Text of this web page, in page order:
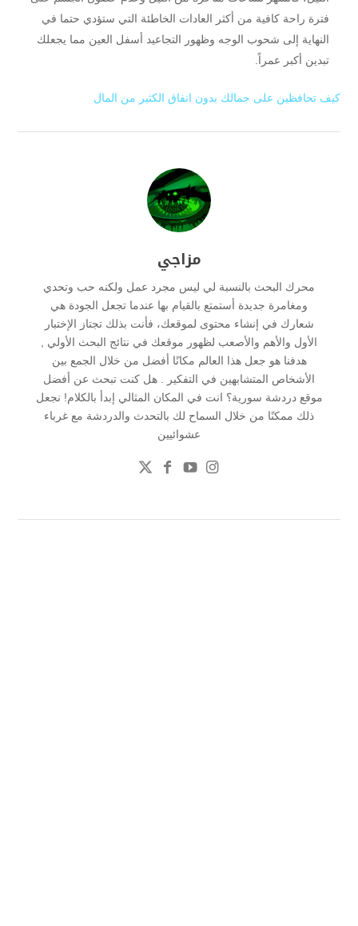
فترة راحة كافية من أكثر العادات الخاطئة التي ستؤدي حتما في
النهاية إلى شحوب الوجه وظهور التجاعيد أسفل العين مما يجعلك
تبدين أكبر عمراً.
كيف تحافظين على جمالك بدون انفاق الكثير من المال
مزاجي
محرك البحث بالنسبة لي ليس مجرد عمل ولكنه حب وتحدي
ومغامرة جديدة أستمتع بالقيام بها عندما تجعل الجودة هي
شعارك في إنشاء محتوى لموقعك، فأنت بذلك تجتاز الإختبار
الأول والأهم والأصعب لظهور موقعك في نتائج البحث الأولي ,
هدفنا هو جعل هذا العالم مكانًا أفضل من خلال الجمع بين
الأشخاص المتشابهين في التفكير . هل كنت تبحث عن أفضل
موقع دردشة سورية؟ انت في المكان المثالي إبدأ بالكلام! نجعل
ذلك ممكنًا من خلال السماح لك بالتحدث والدردشة مع غرباء
عشوائيين